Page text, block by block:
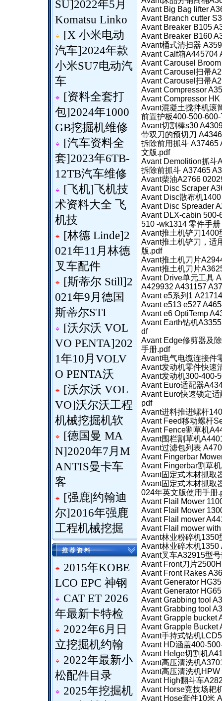
SU]2022年5月
Komatsu Linko
[X 小米电动
汽车]2024年款
小米SU7电动汽
车
[资料全套打
包]2024年1000
GB挖掘机维修
[汽车资料全
套]2023年6TB-
12TB汽车维修
[飞机]飞机技
术资料大全 飞
机技
[林德 Linde]2
021年11月林德
叉车配件
[斯蒂尔 Still]2
021年9月德国
斯蒂尔STI
[沃尔沃 VOL
VO PENTA]202
1年10月VOLV
O PENTA沃
[沃尔沃 VOL
VO]沃尔沃工程
机械挖掘机软
[德国曼 MA
N]2020年7月M
ANTIS曼卡车
客
[强鹿|约翰迪
尔]2016年强鹿
工程机械挖掘
推 荐 资 料
2015年KOBE
LCO EPC 神钢
CAT ET 2026
年最新卡特检
2022年6月日
立挖掘机约翰
2022年最新小
松配件目录
2025年挖掘机
Avant Big Bag lifter
Avant Branch cutter
Avant Breaker B105
Avant Breaker B160
Avant桶式清扫器
Avant Calf箱A445704
Avant Carousel
Avant Carousel扫帚
Avant Carousel扫帚
Avant Compressor
Avant Compressor
Avant混凝土搅拌机滚
前置护板400-500-
Avant切割棒s30
带双刀的预切刀
拆除前用抓斗 A37465
文版.pdf
Avant Demolition抓斗
拆除前抓斗 A37465
Avant柴油A2766
Avant Disc Scraper
Avant Disc散布机
Avant Disc Spreader
Avant DLX-cabin 500-
510 -wk1314 零件手
Avant推土机铲刀1400
Avant推土机铲刀，适
版.pdf
Avant推土机刀片
Avant推土机刀片
Avant Drive单元工具
A429932 A431157
Avant e5系列1
Avant e513 e527
Avant e6 OptiTemp
Avant Earth钻机
df
Avant Edge修剪器及
手册.pdf
Avant电气电缆连接件
Avant发动机零件快速
Avant发动机300-400-
Avant Euro适配器
Avant Euro快速锁定
pdf
Avant进料推进螺杆
Avant Feed移动螺杆
Avant Fence割草机
Avant围栏割草机
Avant过滤包列表
Avant Fingerbar
Avant Fingerbar割草
Avant固定式木材抓取
Avant固定式木材抓取
024年英文版使用手册
Avant Flail Mower
Avant Flail Mower
Avant Flail mower
Avant Flail mower
Avant林业粉碎机1350
Avant林业碎木机1350
Avant叉车A32915型
Avant Front刀片
Avant Front Rakes
Avant Generator
Avant Generator
Avant Grabbing tool
Avant Grabbing tool
Avant Grapple bucket
Avant Grapple Bucket
Avant手持式钻机
Avant HD涵盖400-
Avant Helge切割机
Avant高压清洗机
Avant高压清洗机
Avant High翻斗车
Avant Horse竞技场耙
Avant Hose套件10米